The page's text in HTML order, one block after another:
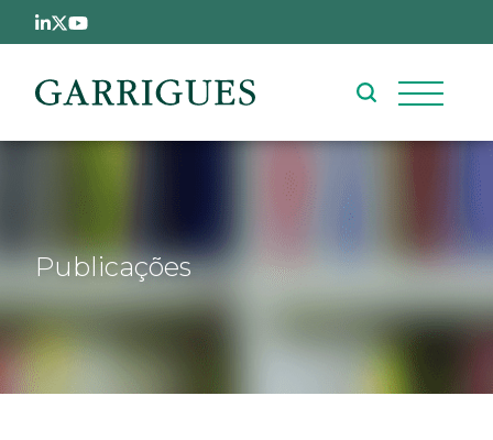
Passar para o conteúdo principal
Publicações